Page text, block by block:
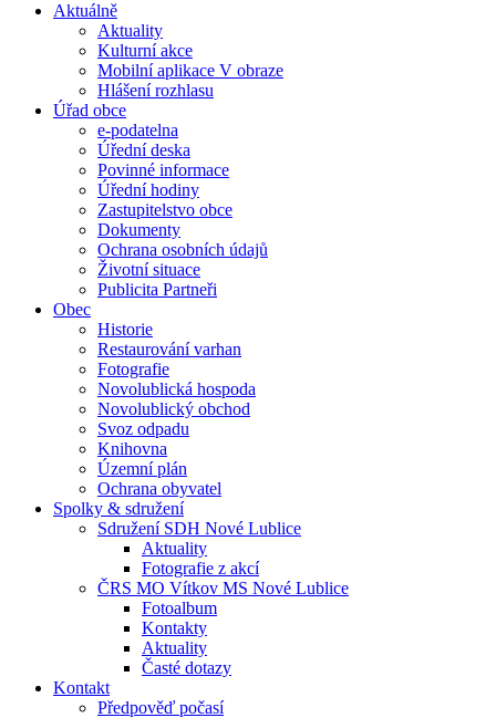
Aktuálně
Aktuality
Kulturní akce
Mobilní aplikace V obraze
Hlášení rozhlasu
Úřad obce
e-podatelna
Úřední deska
Povinné informace
Úřední hodiny
Zastupitelstvo obce
Dokumenty
Ochrana osobních údajů
Životní situace
Publicita Partneři
Obec
Historie
Restaurování varhan
Fotografie
Novolublická hospoda
Novolublický obchod
Svoz odpadu
Knihovna
Územní plán
Ochrana obyvatel
Spolky & sdružení
Sdružení SDH Nové Lublice
Aktuality
Fotografie z akcí
ČRS MO Vítkov MS Nové Lublice
Fotoalbum
Kontakty
Aktuality
Časté dotazy
Kontakt
Předpověď počasí